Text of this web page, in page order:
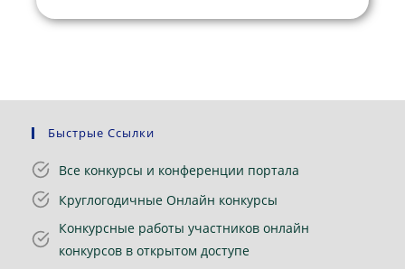
Быстрые Ссылки
Все конкурсы и конференции портала
Круглогодичные Онлайн конкурсы
Конкурсные работы участников онлайн
конкурсов в открытом доступе